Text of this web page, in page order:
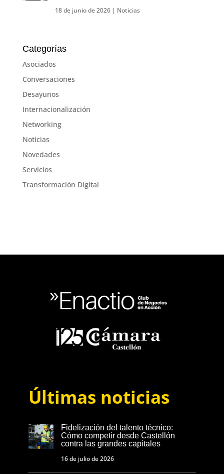
18 de junio de 2026| Noticias
Categorías
Asociados
Conversaciones
Desayunos
Internacionalización
Networking
Noticias
Novedades
Servicios
Transformación Digital
Últimas noticias
Fidelización del talento técnico:
Cómo competir desde Castellón
contra las grandes capitales
16 de julio de 2026